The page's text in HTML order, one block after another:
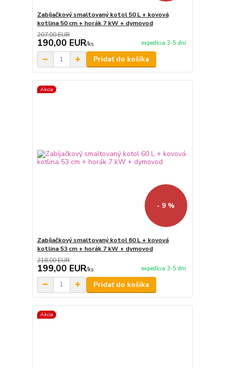
Zabíjačkový smaltovaný kotol 50 L + kovová
kotlina 50 cm + horák 7 kW + dymovod
207,00 EUR
190,00 EUR/ks expedícia 3-5 dní
Pridať do košíka
Akcia
- 9 %
Zabíjačkový smaltovaný kotol 60 L + kovová
kotlina 53 cm + horák 7 kW + dymovod
218,00 EUR
199,00 EUR/ks expedícia 3-5 dní
Pridať do košíka
Akcia